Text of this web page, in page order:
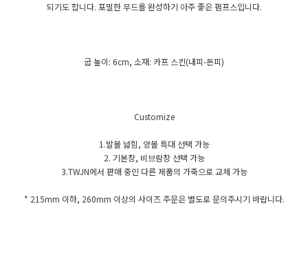
되기도 합니다. 포멀한 무드를 완성하기 아주 좋은 펌프스입니다.
굽 높이: 6cm, 소재: 카프 스킨(내피-돈피)
Customize
1.발볼 넓힘, 양볼 특대 선택 가능
2. 기본창, 비브람창 선택 가능
3.TWJN에서 판매 중인 다른 제품의 가죽으로 교체 가능
* 215mm 이하, 260mm 이상의 사이즈 주문은 별도로 문의주시기 바랍니다.